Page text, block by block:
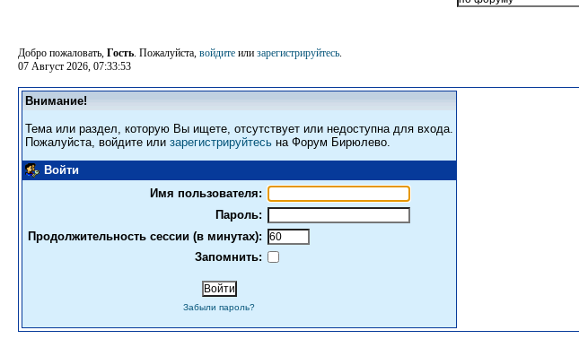
Добро пожаловать, Гость. Пожалуйста, войдите или зарегистрируйтесь.
07 Август 2026, 07:33:53
Внимание!
Тема или раздел, которую Вы ищете, отсутствует или недоступна для входа.
Пожалуйста, войдите или зарегистрируйтесь на Форум Бирюлево.
Войти
Имя пользователя:
Пароль:
Продолжительность сессии (в минутах):
Запомнить:
Забыли пароль?